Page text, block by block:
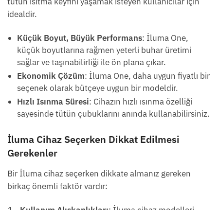
idealdir.
Küçük Boyut, Büyük Performans: İluma One,
küçük boyutlarına rağmen yeterli buhar üretimi
sağlar ve taşınabilirliği ile ön plana çıkar.
Ekonomik Çözüm: İluma One, daha uygun fiyatlı bir
seçenek olarak bütçeye uygun bir modeldir.
Hızlı Isınma Süresi: Cihazın hızlı ısınma özelliği
sayesinde tütün çubuklarını anında kullanabilirsiniz.
İluma Cihaz Seçerken Dikkat Edilmesi
Gerekenler
Bir İluma cihaz seçerken dikkate almanız gereken
birkaç önemli faktör vardır: